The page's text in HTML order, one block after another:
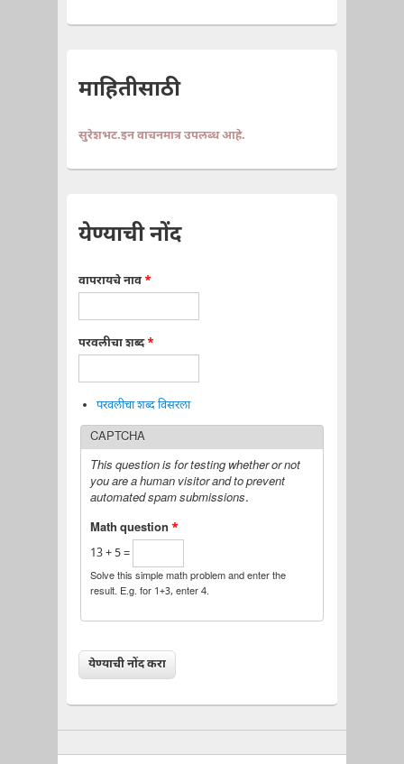
माहितीसाठी
सुरेशभट.इन वाचनमात्र उपलब्ध आहे.
येण्याची नोंद
वापरायचे नाव *
परवलीचा शब्द*
परवलीचा शब्द विसरला
CAPTCHA
This question is for testing whether or not
you are a human visitor and to prevent
automated spam submissions.
Math question *
13 + 5 =
Solve this simple math problem and enter the
result. E.g. for 1+3, enter 4.